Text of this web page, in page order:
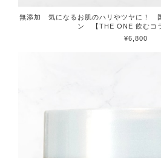
無添加 気になるお肌のハリやツヤに！
ン 【THE ONE 飲むコ
¥6,800